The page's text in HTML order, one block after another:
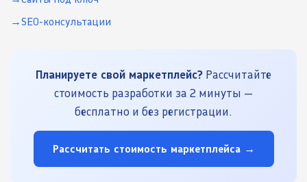
SEO-консультации
Планируете свой маркетплейс? Рассчитайте
стоимость разработки за 2 минуты —
бесплатно и без регистрации.
Рассчитать стоимость маркетплейса →